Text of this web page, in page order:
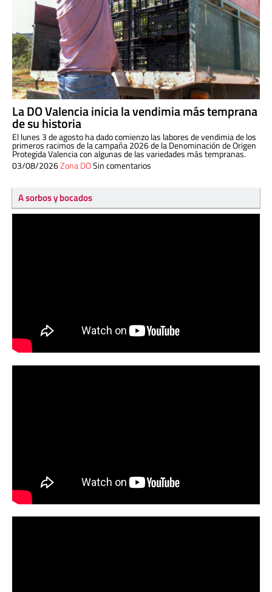
La DO Valencia inicia la vendimia más temprana
de su historia
El lunes 3 de agosto ha dado comienzo las labores de vendimia de los
primeros racimos de la campaña 2026 de la Denominación de Origen
Protegida Valencia con algunas de las variedades más tempranas.
03/08/2026Zona DOSin comentarios
A sorbos y bocados